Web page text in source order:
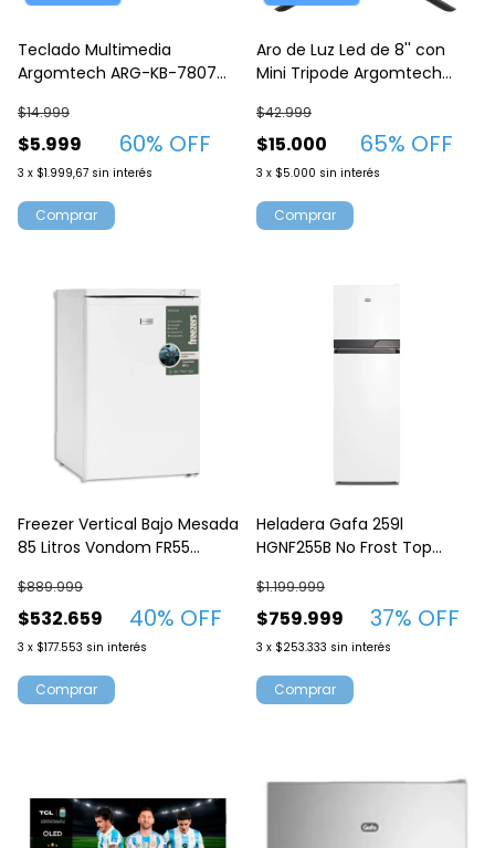
Teclado Multimedia
Argomtech ARG-KB-7807
$5.999
$14.999
60% OFF
3 x $1.999,67 sin interés
Aro de Luz Led de 8'' con
Mini Tripode Argomtech
$15.000
$42.999
65% OFF
3 x $5.000 sin interés
Freezer Vertical Bajo Mesada
85 Litros Vondom FR55
$532.659
$889.999
40% OFF
3 x $177.553 sin interés
Heladera Gafa 259l
HGNF255B No Frost Top
$759.999
$1.199.999
37% OFF
3 x $253.333 sin interés
Comprar